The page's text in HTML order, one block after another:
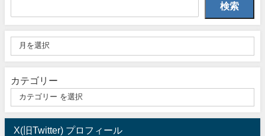
検索
カテゴリー
X(旧Twitter) プロフィール